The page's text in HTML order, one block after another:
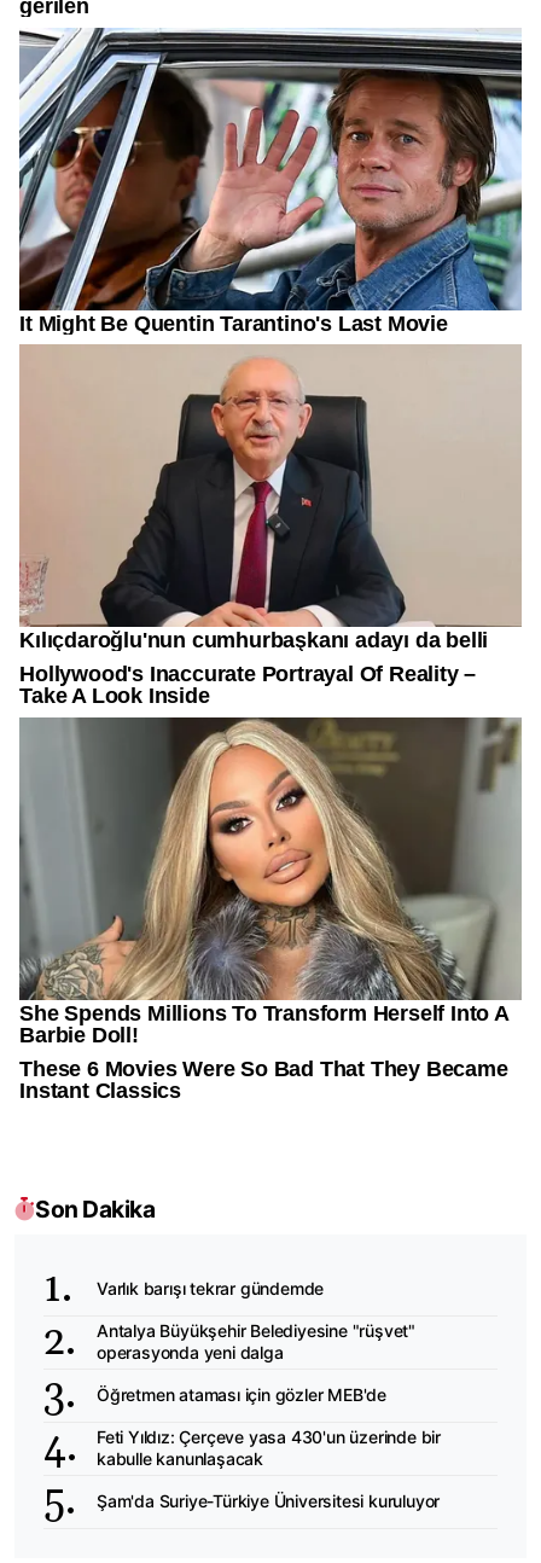
Son Dakika
Varlık barışı tekrar gündemde
Antalya Büyükşehir Belediyesine "rüşvet"
operasyonda yeni dalga
Öğretmen ataması için gözler MEB'de
Feti Yıldız: Çerçeve yasa 430'un üzerinde bir
kabulle kanunlaşacak
Şam'da Suriye-Türkiye Üniversitesi kuruluyor